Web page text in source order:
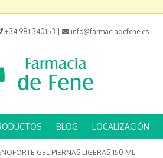
+34 981 340153 info@farmaciadefene.es
BLOG LOCALIZACIÓN
GEL PIERNAS LIGERAS 150 ML